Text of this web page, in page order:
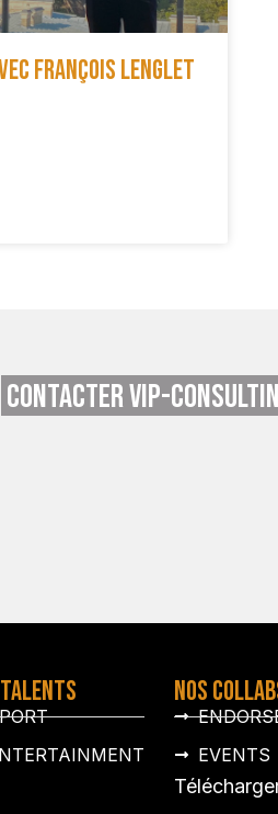
François Lenglet
CONTACTER VIP-
NOS
EVENTS